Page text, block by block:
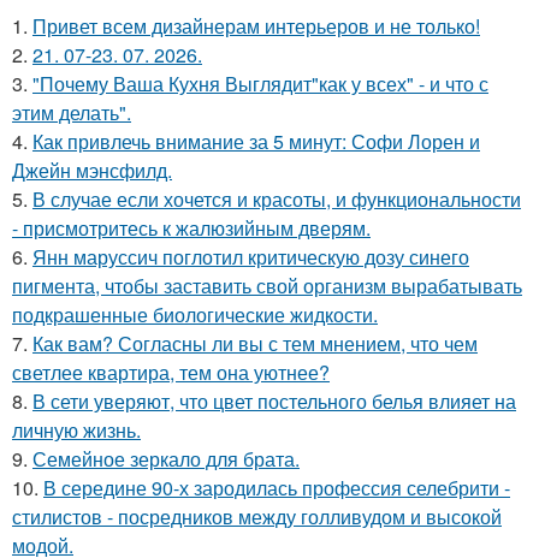
1. Привет всем дизайнерам интерьеров и не только!
2. 21. 07-23. 07. 2026.
3. "Почему Ваша Кухня Выглядит"как у всех" - и что с
этим делать".
4. Как привлечь внимание за 5 минут: Софи Лорен и
Джейн мэнсфилд.
5. В случае если хочется и красоты, и функциональности
- присмотритесь к жалюзийным дверям.
6. Янн маруссич поглотил критическую дозу синего
пигмента, чтобы заставить свой организм вырабатывать
подкрашенные биологические жидкости.
7. Как вам? Согласны ли вы с тем мнением, что чем
светлее квартира, тем она уютнее?
8. В сети уверяют, что цвет постельного белья влияет на
личную жизнь.
9. Семейное зеркало для брата.
10. В середине 90-х зародилась профессия селебрити -
стилистов - посредников между голливудом и высокой
модой.